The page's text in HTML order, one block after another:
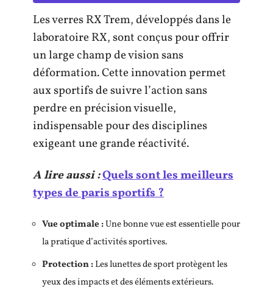
Les verres RX Trem, développés dans le
laboratoire RX, sont conçus pour offrir
un large champ de vision sans
déformation. Cette innovation permet
aux sportifs de suivre l’action sans
perdre en précision visuelle,
indispensable pour des disciplines
exigeant une grande réactivité.
A lire aussi :Quels sont les meilleurs
types de paris sportifs ?
Vue optimale :Une bonne vue est essentielle pour
la pratique d’activités sportives.
Protection :Les lunettes de sport protègent les
yeux des impacts et des éléments extérieurs.